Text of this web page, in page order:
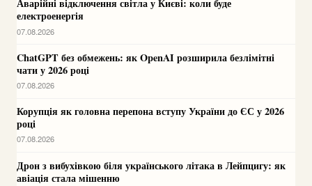
Аварійні відключення світла у Києві: коли буде
електроенергія
07.08.2026
ChatGPT без обмежень: як OpenAI розширила безлімітні
чати у 2026 році
07.08.2026
Корупція як головна перепона вступу України до ЄС у 2026
році
07.08.2026
Дрон з вибухівкою біля українського літака в Лейпцигу: як
авіація стала мішенню